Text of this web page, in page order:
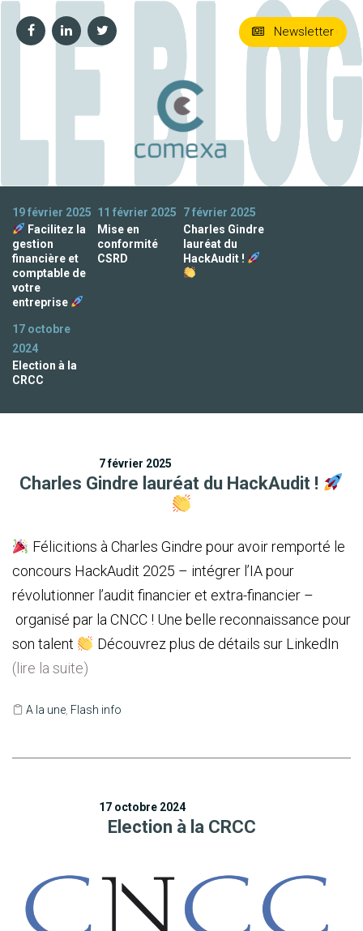
19 février 2025
Facilitez la
gestion
financière et
comptable de
votre
entreprise
11 février 2025
Mise en
conformité
CSRD
7 février 2025
Charles Gindre
lauréat du
HackAudit !
17 octobre
2024
Election à la
CRCC
Newsletter
7 février 2025
Charles Gindre lauréat du HackAudit !
Félicitions à Charles Gindre pour avoir remporté le
concours HackAudit 2025 – intégrer l’IA pour
révolutionner l’audit financier et extra-financier –
organisé par la CNCC ! Une belle reconnaissance pour
son talent
Découvrez plus de détails sur LinkedIn
(lire la suite)
A la une Flash info
17 octobre 2024
Election à la CRCC